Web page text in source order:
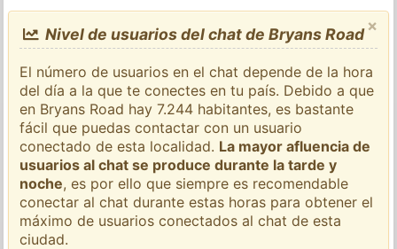
×
Nivel de usuarios del chat de Bryans Road
El número de usuarios en el chat depende de la hora
del día a la que te conectes en tu país. Debido a que
en Bryans Road hay 7.244 habitantes, es bastante
fácil que puedas contactar con un usuario
conectado de esta localidad. La mayor afluencia de
usuarios al chat se produce durante la tarde y
noche, es por ello que siempre es recomendable
conectar al chat durante estas horas para obtener el
máximo de usuarios conectados al chat de esta
ciudad.